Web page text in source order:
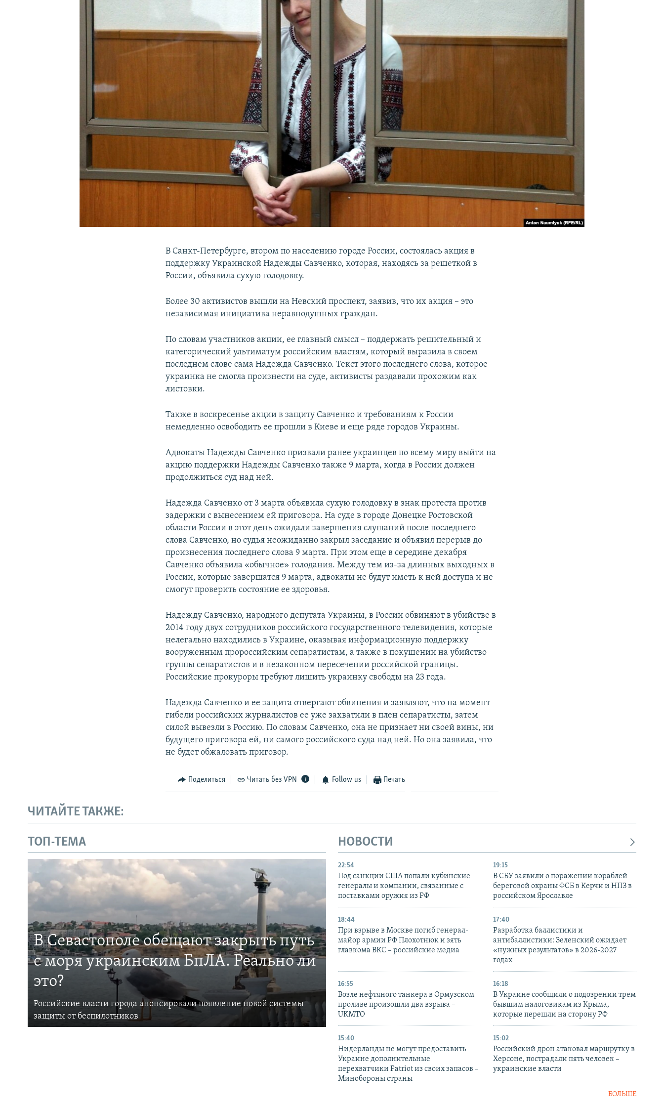
В Санкт-Петербурге, втором по населению городе России, состоялась акция в
поддержку Украинской Надежды Савченко, которая, находясь за решеткой в
России, объявила сухую голодовку.
Более 30 активистов вышли на Невский проспект, заявив, что их акция – это
независимая инициатива неравнодушных граждан.
По словам участников акции, ее главный смысл – поддержать решительный и
категорический ультиматум российским властям, который выразила в своем
последнем слове сама Надежда Савченко. Текст этого последнего слова, которое
украинка не смогла произнести на суде, активисты раздавали прохожим как
листовки.
Также в воскресенье акции в защиту Савченко и требованиям к России
немедленно освободить ее прошли в Киеве и еще ряде городов Украины.
Адвокаты Надежды Савченко призвали ранее украинцев по всему миру выйти на
акцию поддержки Надежды Савченко также 9 марта, когда в России должен
продолжиться суд над ней.
Надежда Савченко от 3 марта объявила сухую голодовку в знак протеста против
задержки с вынесением ей приговора. На суде в городе Донецке Ростовской
области России в этот день ожидали завершения слушаний после последнего
слова Савченко, но судья неожиданно закрыл заседание и объявил перерыв до
произнесения последнего слова 9 марта. При этом еще в середине декабря
Савченко объявила «обычное» голодания. Между тем из-за длинных выходных в
России, которые завершатся 9 марта, адвокаты не будут иметь к ней доступа и не
смогут проверить состояние ее здоровья.
Надежду Савченко, народного депутата Украины, в России обвиняют в убийстве в
2014 году двух сотрудников российского государственного телевидения, которые
нелегально находились в Украине, оказывая информационную поддержку
вооруженным пророссийским сепаратистам, а также в покушении на убийство
группы сепаратистов и в незаконном пересечении российской границы.
Российские прокуроры требуют лишить украинку свободы на 23 года.
Надежда Савченко и ее защита отвергают обвинения и заявляют, что на момент
гибели российских журналистов ее уже захватили в плен сепаратисты, затем
силой вывезли в Россию. По словам Савченко, она не признает ни своей вины, ни
будущего приговора ей, ни самого российского суда над ней. Но она заявила, что
не будет обжаловать приговор.
Поделиться Читать без VPN Follow us Печать
ЧИТАЙТЕ ТАКЖЕ:
ТОП-ТЕМА
В Севастополе обещают закрыть путь
с моря украинским БпЛА. Реально ли
это?
Российские власти города анонсировали появление новой системы
защиты от беспилотников
НОВОСТИ
22:54
Под санкции США попали кубинские
генералы и компании, связанные с
поставками оружия из РФ
19:15
В СБУ заявили о поражении кораблей
береговой охраны ФСБ в Керчи и НПЗ в
российском Ярославле
18:44
При взрыве в Москве погиб генерал-
майор армии РФ Плохотнюк и зять
главкома ВКС – российские медиа
17:40
Разработка баллистики и
антибаллистики: Зеленский ожидает
«нужных результатов» в 2026-2027
годах
16:55
Возле нефтяного танкера в Ормузском
проливе произошли два взрыва –
UKMTO
16:18
В Украине сообщили о подозрении трем
бывшим налоговикам из Крыма,
которые перешли на сторону РФ
15:40
Нидерланды не могут предоставить
Украине дополнительные
перехватчики Patriot из своих запасов –
Минобороны страны
15:02
Российский дрон атаковал маршрутку в
Херсоне, пострадали пять человек –
украинские власти
БОЛЬШЕ